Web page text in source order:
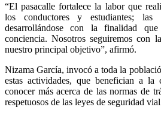
“El pasacalle fortalece la labor que
los conductores y estudiantes; las
desarrollándose con la finalidad
conciencia. Nosotros seguiremos con
nuestro principal objetivo”, afirmó.
Nizama García, invocó a toda la
estas actividades, que benefician a la
conocer más acerca de las normas de
respetuosos de las leyes de seguridad